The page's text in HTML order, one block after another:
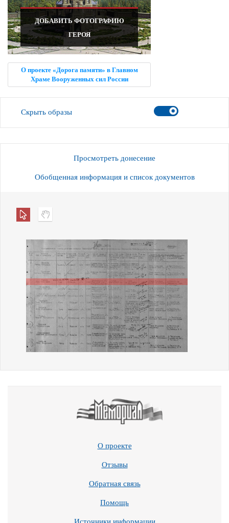
ДОБАВИТЬ ФОТОГРАФИЮ
ГЕРОЯ
О проекте «Дорога памяти» в Главном
Храме Вооруженных сил России
Скрыть образы
Просмотреть донесение
Обобщенная информация и список документов
О проекте
Отзывы
Обратная связь
Помощь